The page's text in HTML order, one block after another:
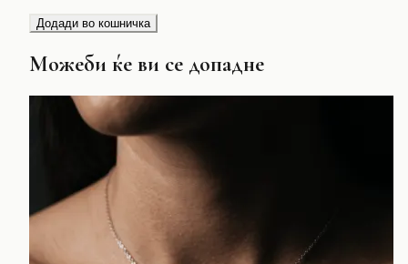
Додади во кошничка
Можеби ќе ви се допадне